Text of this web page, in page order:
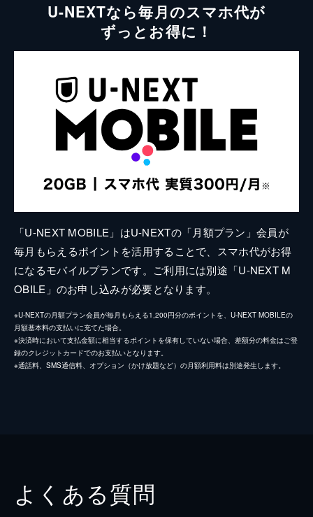
U-NEXTなら毎月のスマホ代が
ずっとお得に！
「U-NEXT MOBILE」はU-NEXTの「月額プラン」会員が
毎月もらえるポイントを活用することで、スマホ代がお得
になるモバイルプランです。ご利用には別途「U-NEXT M
OBILE」のお申し込みが必要となります。
※U-NEXTの月額プラン会員が毎月もらえる1,200円分のポイントを、U-NEXT MOBILEの
月額基本料の支払いに充てた場合。
※決済時において支払金額に相当するポイントを保有していない場合、差額分の料金はご登
録のクレジットカードでのお支払いとなります。
※通話料、SMS通信料、オプション（かけ放題など）の月額利用料は別途発生します。
よくある質問